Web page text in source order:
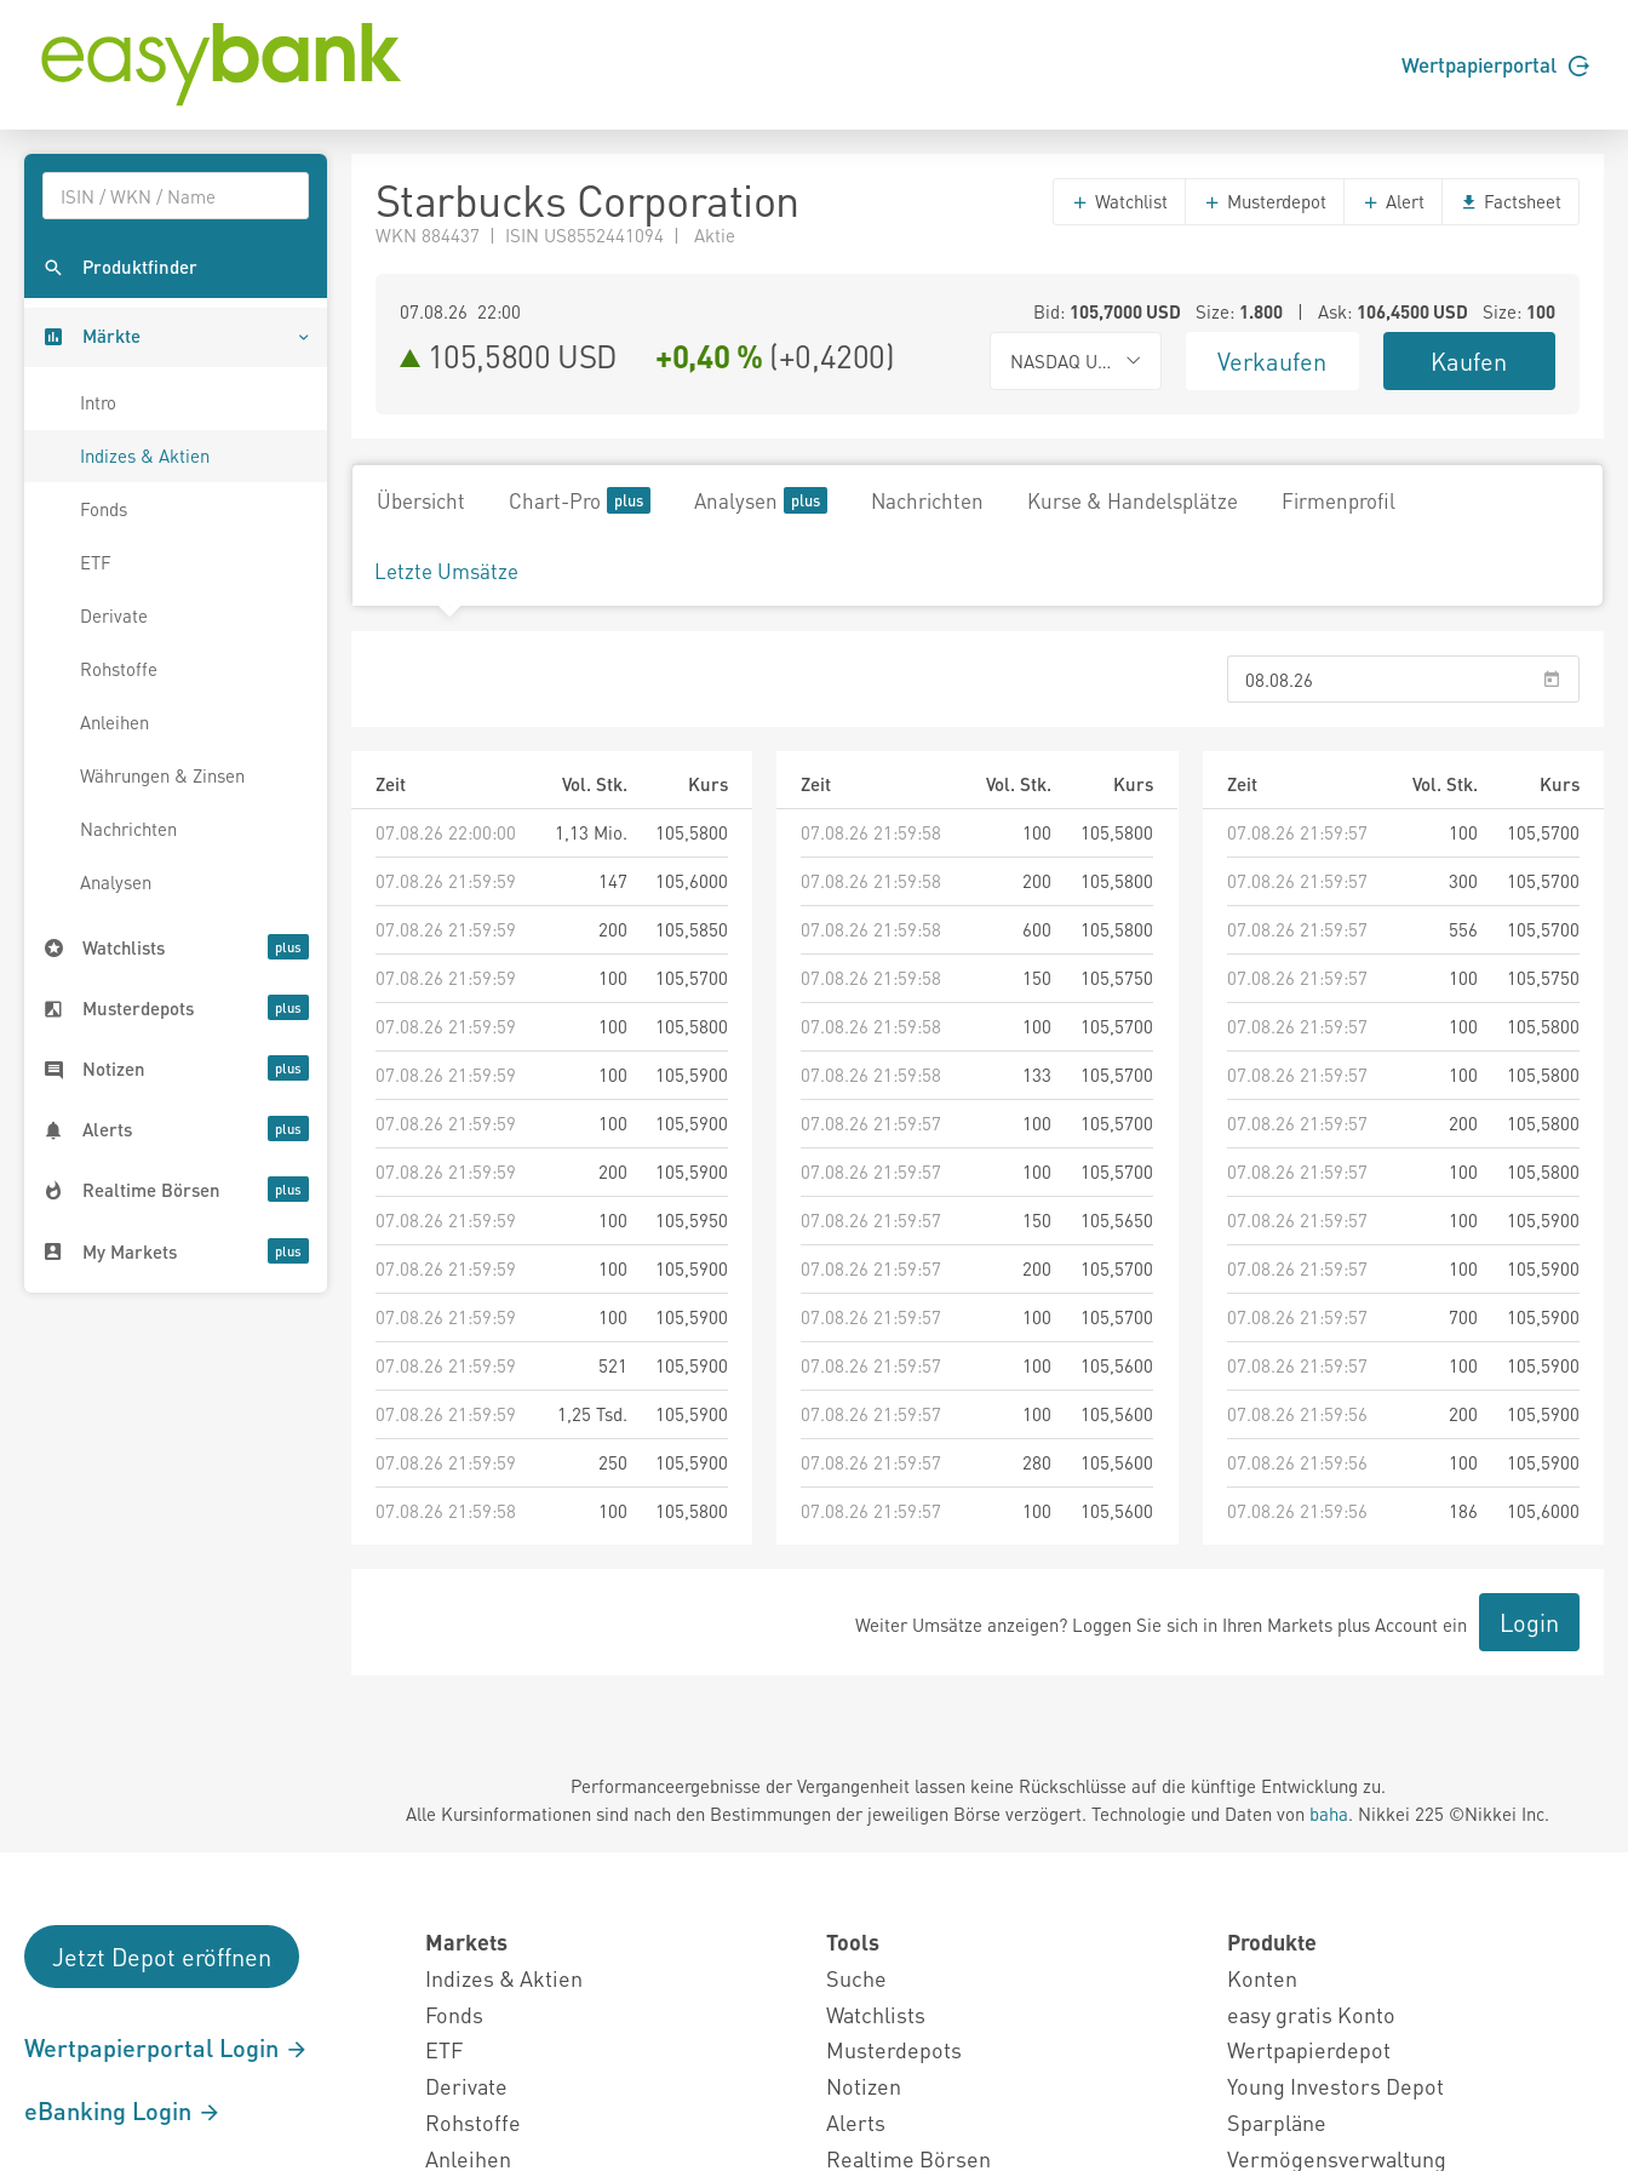
Wertpapierportal
Produktfinder
Märkte
Intro
Indizes & Aktien
Fonds
ETF
Derivate
Rohstoffe
Anleihen
Währungen & Zinsen
Nachrichten
Analysen
Watchlists
Musterdepots
Notizen
Alerts
Realtime Börsen
My Markets
Starbucks Corporation
WKN 884437 | ISIN US8552441094 | Aktie
Watchlist Musterdepot Alert Factsheet
07.08.26 22:00 Bid: 105,7000USD Size: 1.800| Ask: 106,4500USD Size: 100
105,5800 USD +0,40 % (+0,4200) NASDAQ UTP Verkaufen Kaufen
Übersicht Chart-Pro Analysen Nachrichten Kurse & Handelsplätze Firmenprofil
Letzte Umsätze
Zeit Vol. Stk.
Kurs
07.08.26 22:00:00
1,13 Mio.
105,5800
07.08.26 21:59:59
147
105,6000
07.08.26 21:59:59
200
105,5850
07.08.26 21:59:59
100
105,5700
07.08.26 21:59:59
100
105,5800
07.08.26 21:59:59
100
105,5900
07.08.26 21:59:59
100
105,5900
07.08.26 21:59:59
200
105,5900
07.08.26 21:59:59
100
105,5950
07.08.26 21:59:59
100
105,5900
07.08.26 21:59:59
100
105,5900
07.08.26 21:59:59
521
105,5900
07.08.26 21:59:59
1,25 Tsd.
105,5900
07.08.26 21:59:59
250
105,5900
07.08.26 21:59:58
100 105,5800
Zeit Vol. Stk.
Kurs
07.08.26 21:59:58
100
105,5800
07.08.26 21:59:58
200
105,5800
07.08.26 21:59:58
600
105,5800
07.08.26 21:59:58
150
105,5750
07.08.26 21:59:58
100
105,5700
07.08.26 21:59:58
133
105,5700
07.08.26 21:59:57
100
105,5700
07.08.26 21:59:57
100
105,5700
07.08.26 21:59:57
150
105,5650
07.08.26 21:59:57
200
105,5700
07.08.26 21:59:57
100
105,5700
07.08.26 21:59:57
100
105,5600
07.08.26 21:59:57
100
105,5600
07.08.26 21:59:57
280
105,5600
07.08.26 21:59:57
100 105,5600
Zeit Vol. Stk.
Kurs
07.08.26 21:59:57
100
105,5700
07.08.26 21:59:57
300
105,5700
07.08.26 21:59:57
556
105,5700
07.08.26 21:59:57
100
105,5750
07.08.26 21:59:57
100
105,5800
07.08.26 21:59:57
100
105,5800
07.08.26 21:59:57
200
105,5800
07.08.26 21:59:57
100
105,5800
07.08.26 21:59:57
100
105,5900
07.08.26 21:59:57
100
105,5900
07.08.26 21:59:57
700
105,5900
07.08.26 21:59:57
100
105,5900
07.08.26 21:59:56
200
105,5900
07.08.26 21:59:56
100
105,5900
07.08.26 21:59:56
186 105,6000
Weiter Umsätze anzeigen? Loggen Sie sich in Ihren Markets plus Account ein Login
Performanceergebnisse der Vergangenheit lassen keine Rückschlüsse auf die künftige Entwicklung zu.
Alle Kursinformationen sind nach den Bestimmungen der jeweiligen Börse verzögert. Technologie und Daten von baha. Nikkei 225 ©Nikkei Inc.
Jetzt Depot eröffnen
Wertpapierportal Login
eBanking Login
Markets
Indizes & Aktien
Fonds
ETF
Derivate
Rohstoffe
Anleihen
Tools
Suche
Watchlists
Musterdepots
Notizen
Alerts
Realtime Börsen
Produkte
Konten
easy gratis Konto
Wertpapierdepot
Young Investors Depot
Sparpläne
Vermögensverwaltung